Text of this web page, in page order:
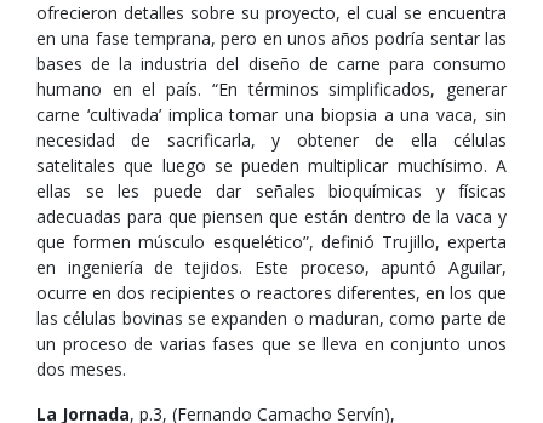
ofrecieron detalles sobre su proyecto, el cual se encuentra
en una fase temprana, pero en unos años podría sentar las
bases de la industria del diseño de carne para consumo
humano en el país. “En términos simplificados, generar
carne ‘cultivada’ implica tomar una biopsia a una vaca, sin
necesidad de sacrificarla, y obtener de ella células
satelitales que luego se pueden multiplicar muchísimo. A
ellas se les puede dar señales bioquímicas y físicas
adecuadas para que piensen que están dentro de la vaca y
que formen músculo esquelético”, definió Trujillo, experta
en ingeniería de tejidos. Este proceso, apuntó Aguilar,
ocurre en dos recipientes o reactores diferentes, en los que
las células bovinas se expanden o maduran, como parte de
un proceso de varias fases que se lleva en conjunto unos
dos meses.
La Jornada, p.3, (Fernando Camacho Servín),